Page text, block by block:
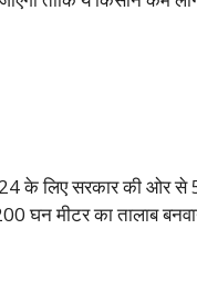
के लिए सरकार की ओर से
घन मीटर का तालाब